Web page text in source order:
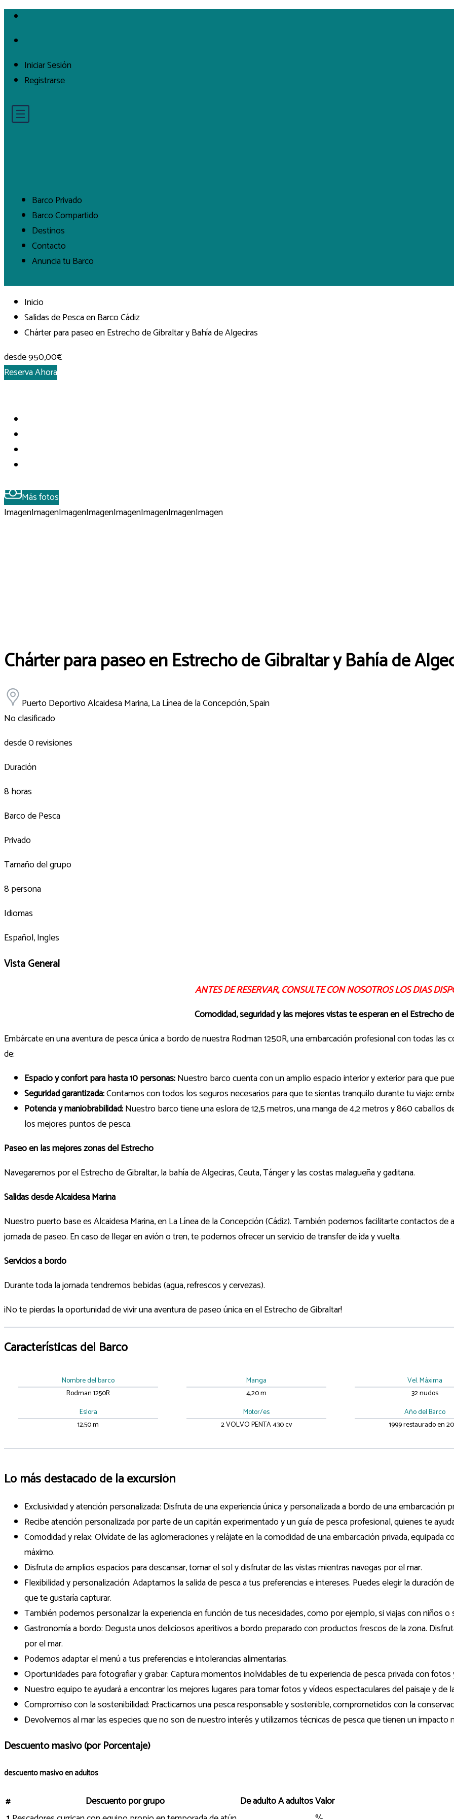
Iniciar Sesión
Registrarse
Barco Privado
Barco Compartido
Destinos
Contacto
Anuncia tu Barco
Inicio
Salidas de Pesca en Barco Cádiz
Chárter para paseo en Estrecho de Gibraltar y Bahía de Algeciras
desde950,00€
Reserva Ahora
Más fotos
ImagenImagenImagenImagenImagenImagenImagenImagen
Chárter para paseo en Estrecho de Gibraltar y Bahía de
Puerto Deportivo Alcaidesa Marina, La Línea de la Concepción, Spain
No clasificado
desde 0 revisiones
Duración
8 horas
Barco de Pesca
Privado
Tamaño del grupo
8 persona
Idiomas
Español, Ingles
Vista General
ANTES DE RESERVAR, CONSULTE CON NOSOTROS LOS DIAS
Comodidad, seguridad y las mejores vistas te esperan en el Estrecho
Embárcate en una aventura de pesca única a bordo de nuestra Rodman 1250R, una embarcación profesional con todas
de:
Espacio y confort para hasta 10 personas:Nuestro barco cuenta con un amplio espacio interior y exterior para que
Seguridad garantizada:Contamos con todos los seguros necesarios para que te sientas tranquilo durante tu viaje:
Potencia y maniobrabilidad:Nuestro barco tiene una eslora de 12,5 metros, una manga de 4,2 metros y 860 caballos
los mejores puntos de pesca.
Paseo en las mejores zonas del Estrecho
Navegaremos por el Estrecho de Gibraltar, la bahía de Algeciras, Ceuta, Tánger y las costas malagueña y gaditana.
Salidas desde Alcaidesa Marina
Nuestro puerto base es Alcaidesa Marina, en La Línea de la Concepción (Cádiz). También podemos facilitarte contactos
jornada de paseo. En caso de llegar en avión o tren, te podemos ofrecer un servicio de transfer de ida y vuelta.
Servicios a bordo
Durante toda la jornada tendremos bebidas (agua, refrescos y cervezas).
¡No te pierdas la oportunidad de vivir una aventura de paseo única en el Estrecho de Gibraltar!
Características del Barco
Nombre del barco
Rodman 1250R
Eslora
12,50 m
Manga
4,20 m
Motor/es
2 VOLVO PENTA 430 cv
Vel. Máxima
32 nudos
Año del Barco
1999 restaurado en
Lo más destacado de la excursión
Exclusividad y atención personalizada: Disfruta de una experiencia única y personalizada a bordo de una
Recibe atención personalizada por parte de un capitán experimentado y un guía de pesca profesional, quienes te
Comodidad y relax: Olvídate de las aglomeraciones y relájate en la comodidad de una embarcación privada,
máximo.
Disfruta de amplios espacios para descansar, tomar el sol y disfrutar de las vistas mientras navegas por el mar.
Flexibilidad y personalización: Adaptamos la salida de pesca a tus preferencias e intereses. Puedes elegir la duración
que te gustaría capturar.
También podemos personalizar la experiencia en función de tus necesidades, como por ejemplo, si viajas con niños o
Gastronomía a bordo: Degusta unos deliciosos aperitivos a bordo preparado con productos frescos de la zona.
por el mar.
Podemos adaptar el menú a tus preferencias e intolerancias alimentarias.
Oportunidades para fotografiar y grabar: Captura momentos inolvidables de tu experiencia de pesca privada con fotos
Nuestro equipo te ayudará a encontrar los mejores lugares para tomar fotos y vídeos espectaculares del paisaje y de
Compromiso con la sostenibilidad: Practicamos una pesca responsable y sostenible, comprometidos con la
Devolvemos al mar las especies que no son de nuestro interés y utilizamos técnicas de pesca que tienen un impacto
Descuento masivo (por Porcentaje)
descuento masivo en adultos
# Descuento por grupo De adultoA adultosValor